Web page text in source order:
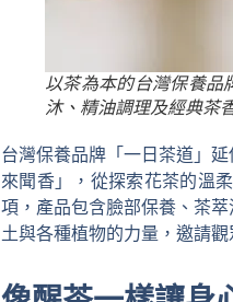
以茶為本的台灣保養品
沐、精油調理及經典茶
台灣保養品牌「一日茶道」
來聞⾹」，從探索花茶的溫
項，產品包含臉部保養、茶
土與各種植物的力量，邀請